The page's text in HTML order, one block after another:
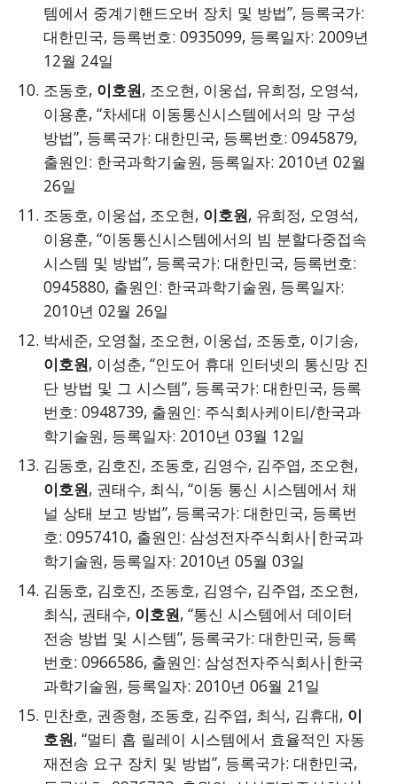
템에서 중계기핸드오버 장치 및 방법”, 등록국가:
대한민국, 등록번호: 0935099, 등록일자: 2009년
12월 24일
조동호, 이호원, 조오현, 이웅섭, 유희정, 오영석,
이용훈, “차세대 이동통신시스템에서의 망 구성
방법”, 등록국가: 대한민국, 등록번호: 0945879,
출원인: 한국과학기술원, 등록일자: 2010년 02월
26일
조동호, 이웅섭, 조오현, 이호원, 유희정, 오영석,
이용훈, “이동통신시스템에서의 빔 분할다중접속
시스템 및 방법”, 등록국가: 대한민국, 등록번호:
0945880, 출원인: 한국과학기술원, 등록일자:
2010년 02월 26일
박세준, 오영철, 조오현, 이웅섭, 조동호, 이기송,
이호원, 이성춘, “인도어 휴대 인터넷의 통신망 진
단 방법 및 그 시스템”, 등록국가: 대한민국, 등록
번호: 0948739, 출원인: 주식회사케이티/한국과
학기술원, 등록일자: 2010년 03월 12일
김동호, 김호진, 조동호, 김영수, 김주엽, 조오현,
이호원, 권태수, 최식, “이동 통신 시스템에서 채
널 상태 보고 방법”, 등록국가: 대한민국, 등록번
호: 0957410, 출원인: 삼성전자주식회사|한국과
학기술원, 등록일자: 2010년 05월 03일
김동호, 김호진, 조동호, 김영수, 김주엽, 조오현,
최식, 권태수, 이호원, “통신 시스템에서 데이터
전송 방법 및 시스템”, 등록국가: 대한민국, 등록
번호: 0966586, 출원인: 삼성전자주식회사|한국
과학기술원, 등록일자: 2010년 06월 21일
민찬호, 권종형, 조동호, 김주엽, 최식, 김휴대, 이
호원, “멀티 홉 릴레이 시스템에서 효율적인 자동
재전송 요구 장치 및 방법”, 등록국가: 대한민국,